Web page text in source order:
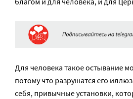
Для человека такое остывание
потому что разрушатся его
себя, привычные установки,